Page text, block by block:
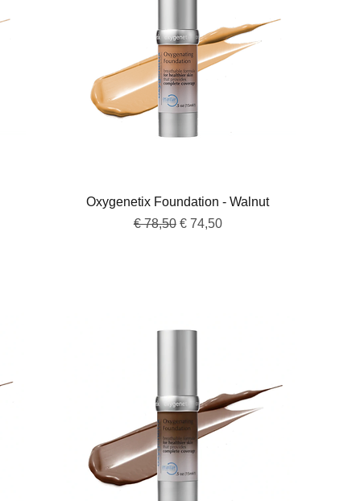
Snel overzicht
Oxygenetix Foundation - Walnut
Normale prijs
€ 78,50 Verkoopprijs
€ 74,50